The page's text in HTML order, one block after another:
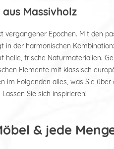
Massivholz
vergangener Epochen. Mit den
der harmonischen
frische Naturmaterialien.
Elemente mit klassisch
Folgenden alles, was Sie
Sie sich inspirieren!
& jede